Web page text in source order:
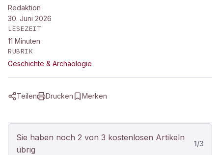
Redaktion
30. Juni 2026
LESEZEIT
11 Minuten
RUBRIK
Geschichte & Archäologie
Teilen Drucken Merken
Sie haben noch 2 von 3 kostenlosen Artikeln
übrig
1/3